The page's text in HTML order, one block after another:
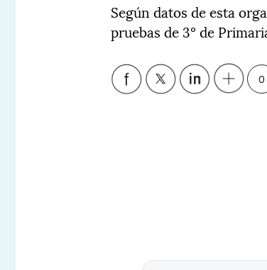
Según datos de esta
pruebas de 3º de
0